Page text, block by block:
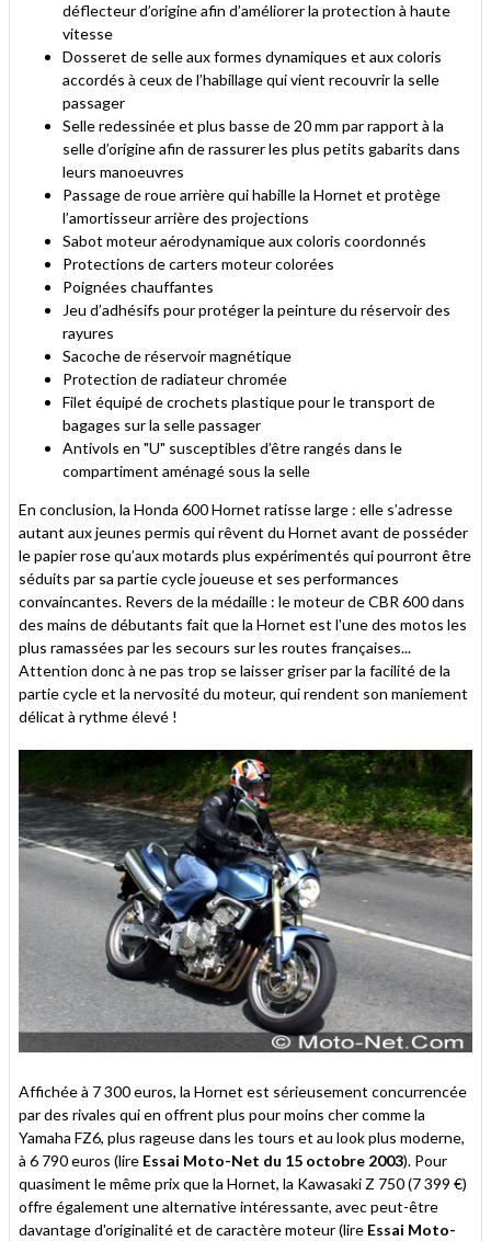
déflecteur d’origine afin d’améliorer la protection à haute
vitesse
Dosseret de selle aux formes dynamiques et aux coloris
accordés à ceux de l’habillage qui vient recouvrir la selle
passager
Selle redessinée et plus basse de 20 mm par rapport à la
selle d’origine afin de rassurer les plus petits gabarits dans
leurs manoeuvres
Passage de roue arrière qui habille la Hornet et protège
l’amortisseur arrière des projections
Sabot moteur aérodynamique aux coloris coordonnés
Protections de carters moteur colorées
Poignées chauffantes
Jeu d’adhésifs pour protéger la peinture du réservoir des
rayures
Sacoche de réservoir magnétique
Protection de radiateur chromée
Filet équipé de crochets plastique pour le transport de
bagages sur la selle passager
Antivols en "U" susceptibles d’être rangés dans le
compartiment aménagé sous la selle
En conclusion, la Honda 600 Hornet ratisse large : elle s’adresse
autant aux jeunes permis qui rêvent du Hornet avant de posséder
le papier rose qu’aux motards plus expérimentés qui pourront être
séduits par sa partie cycle joueuse et ses performances
convaincantes. Revers de la médaille : le moteur de CBR 600 dans
des mains de débutants fait que la Hornet est l'une des motos les
plus ramassées par les secours sur les routes françaises...
Attention donc à ne pas trop se laisser griser par la facilité de la
partie cycle et la nervosité du moteur, qui rendent son maniement
délicat à rythme élevé !
Affichée à 7 300 euros, la Hornet est sérieusement concurrencée
par des rivales qui en offrent plus pour moins cher comme la
Yamaha FZ6, plus rageuse dans les tours et au look plus moderne,
à 6 790 euros (lire Essai Moto-Net du 15 octobre 2003). Pour
quasiment le même prix que la Hornet, la Kawasaki Z 750 (7 399 €)
offre également une alternative intéressante, avec peut-être
davantage d'originalité et de caractère moteur (lire Essai Moto-